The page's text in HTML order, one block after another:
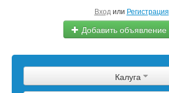
Вход или Регистрация
Добавить объявление
Сырье
Калуга